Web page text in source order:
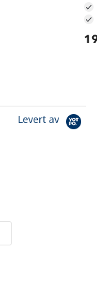
Levert av